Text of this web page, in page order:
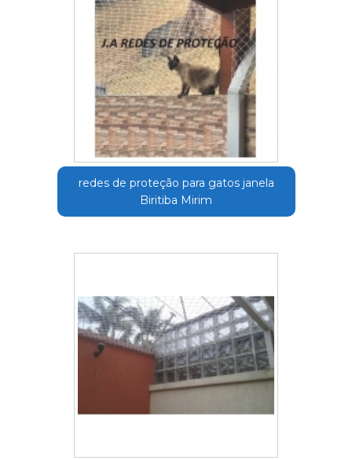
redes de proteção para gatos janela
Biritiba Mirim